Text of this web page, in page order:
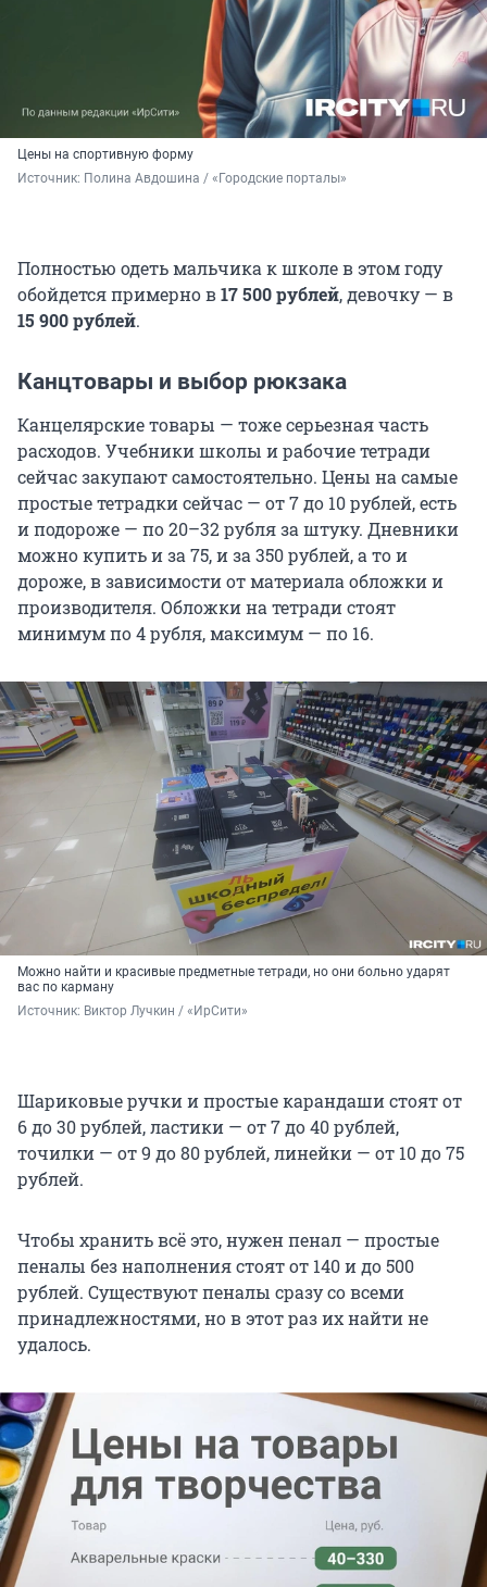
Цены на спортивную форму
Источник: Полина Авдошина / «Городские порталы»
Полностью одеть мальчика к школе в этом году
обойдется примерно в17 500 рублей, девочку — в
15 900 рублей.
Канцтовары и выбор рюкзака
Канцелярские товары — тоже серьезная часть
расходов. Учебники школы и рабочие тетради
сейчас закупают самостоятельно. Цены на самые
простые тетрадки сейчас — от 7 до 10 рублей, есть
и подороже — по 20–32 рубля за штуку. Дневники
можно купить и за 75, и за 350 рублей, а то и
дороже, в зависимости от материала обложки и
производителя. Обложки на тетради стоят
минимум по 4 рубля, максимум — по 16.
Можно найти и красивые предметные тетради, но они больно ударят
вас по карману
Источник: Виктор Лучкин / «ИрСити»
Шариковые ручки и простые карандаши стоят от
6 до 30 рублей, ластики — от 7 до 40 рублей,
точилки ­— от 9 до 80 рублей, линейки — от 10 до 75
рублей.
Чтобы хранить всё это, нужен пенал — простые
пеналы без наполнения стоят от 140 и до 500
рублей. Существуют пеналы сразу со всеми
принадлежностями, но в этот раз их найти не
удалось.